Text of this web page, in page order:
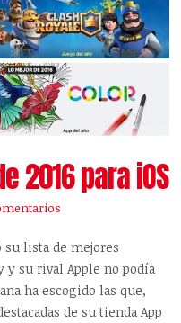
2016 para iOS
su lista de mejores
y su rival Apple no podía
ha escogido las que,
de su tienda App